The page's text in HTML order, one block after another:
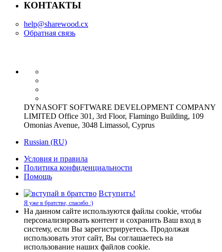
КОНТАКТЫ
help@sharewood.cx
Обратная связь
DYNASOFT SOFTWARE DEVELOPMENT COMPANY
LIMITED Office 301, 3rd Floor, Flamingo Building, 109
Omonias Avenue, 3048 Limassol, Cyprus
Russian (RU)
Условия и правила
Политика конфиденциальности
Помощь
Вступить!
Я уже в братстве, спасибо :)
На данном сайте используются файлы cookie, чтобы
персонализировать контент и сохранить Ваш вход в
систему, если Вы зарегистрируетесь. Продолжая
использовать этот сайт, Вы соглашаетесь на
использование наших файлов cookie.